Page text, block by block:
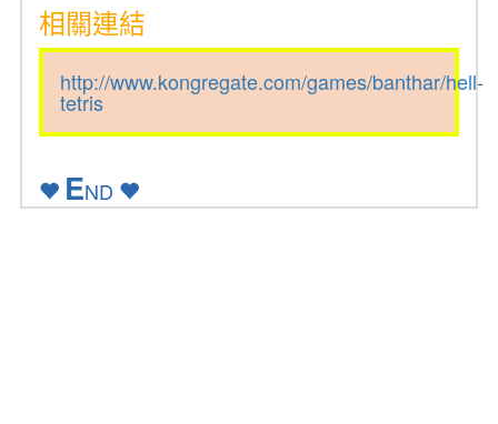
相關連結
http://www.kongregate.com/games/banthar/hell-
tetris
END